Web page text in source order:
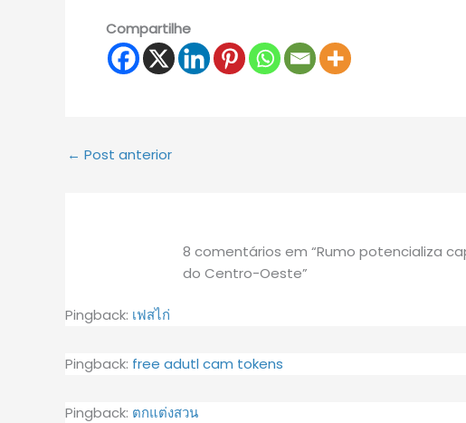
Compartilhe
← Post anterior
8 comentários em “Rumo potencializa
do Centro-Oeste”
Pingback: เฟสไก่
Pingback: free adutl cam tokens
Pingback: ตกแต่งสวน